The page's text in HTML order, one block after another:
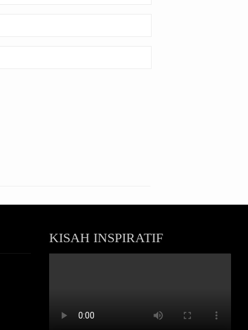
KISAH INSPIRATIF